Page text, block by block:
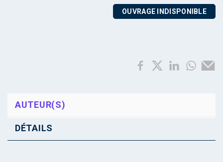
OUVRAGE INDISPONIBLE
AUTEUR(S)
DÉTAILS